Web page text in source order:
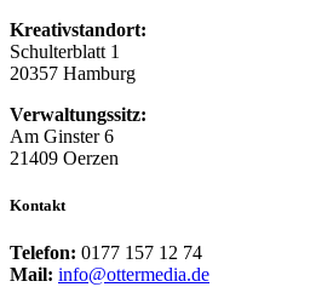
Kreativstandort:
Schulterblatt 1
20357 Hamburg
Verwaltungssitz:
Am Ginster 6
21409 Oerzen
Kontakt
Telefon: 0177 157 12 74
Mail: info@ottermedia.de